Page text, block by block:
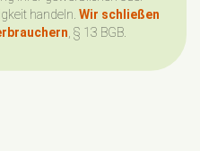
handeln. Wir schließen
, § 13 BGB.